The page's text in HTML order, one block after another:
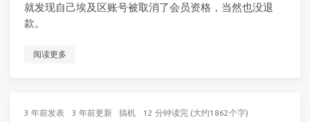
就发现自己埃及区账号被取消了会员资格，当然也没退
款。
阅读更多
3 年前发表 3 年前更新 搞机 12 分钟读完 (大约1862个字)